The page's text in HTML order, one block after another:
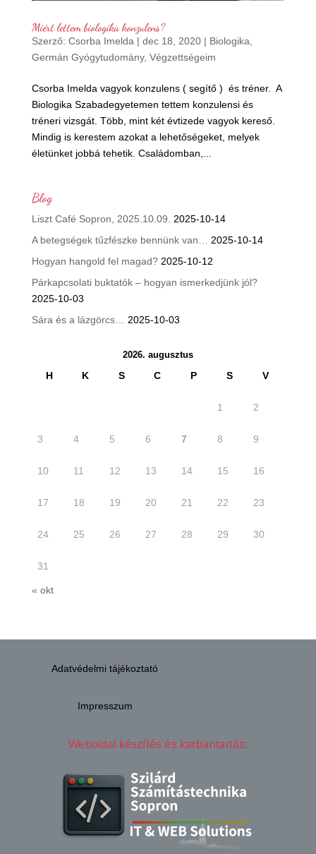
Miért lettem biologika konzulens?
Szerző: Csorba Imelda | dec 18, 2020| Biologika
Germán Gyógytudomány, Végzettségeim
Csorba Imelda vagyok konzulens ( segítő ) és tréner. A
Biologika Szabadegyetemen tettem konzulensi és
tréneri vizsgát. Több, mint két évtizede vagyok kereső.
Mindig is kerestem azokat a lehetőségeket, melyek
életünket jobbá tehetik. Családomban,...
Blog
Liszt Café Sopron, 2025.10.09.
2025-10-14
A betegségek tűzfészke bennünk van…
2025-10-14
Hogyan hangold fel magad? 2025-10-12
Párkapcsolati buktatók – hogyan ismerkedjünk jól?
2025-10-03
Sára és a lázgörcs…
2025-10-03
2026. augusztus
H K S C P S V
1 2
3 4 5 6 7 8 9
10 11 12 13 14 15 16
17 18 19 20 21 22 23
24 25 26 27 28 29 30
31
« okt
Adatvédelmi tájékoztató
Impresszum
Weboldal készítés és karbantartás: